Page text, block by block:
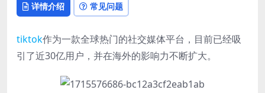
详情介绍 常见问题
tiktok作为一款全球热门的社交媒体平台，目前已经吸
引了近30亿用户，并在海外的影响力不断扩大。